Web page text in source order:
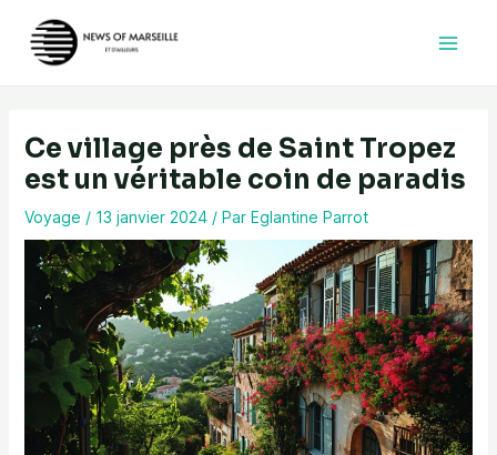
contenu
Ce village près de Saint Tropez
est un véritable coin de paradis
Voyage / 13 janvier 2024 / Par Eglantine Parrot